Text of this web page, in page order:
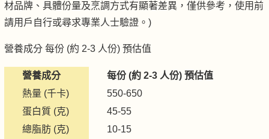
材品牌、具體份量及烹調方式有顯著差異，僅供參考，使用前
請用戶自行或尋求專業人士驗證。)
營養成分 每份 (約 2-3 人份) 預估值
營養成分
每份 (約 2-3 人份) 預估值
熱量 (千卡)
550-650
蛋白質 (克)
45-55
總脂肪 (克)
10-15